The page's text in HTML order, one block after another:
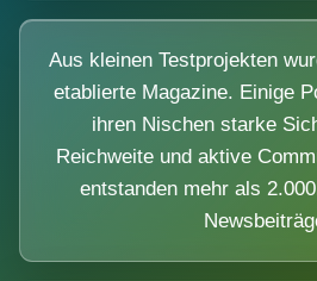
Aus kleinen Testprojekten
etablierte Magazine. Einige
ihren Nischen starke
Reichweite und aktive
entstanden mehr als